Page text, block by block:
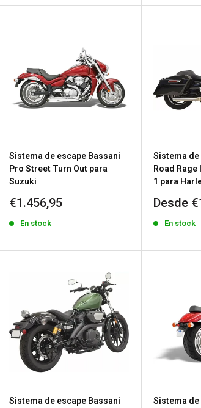
Sistema de escape Bassani
Pro Street Turn Out para
Suzuki
Precio
venta
€1.456,95
En stock
Sistema de
Road Rage
1 para
Precio
venta
Desde
En stock
Sistema de escape Bassani
Sistema